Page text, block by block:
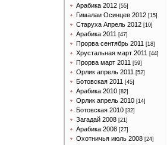
Арабика 2012 [55]
Гималаи Осинцев 2012 [15]
Старуха Апрель 2012 [10]
Арабика 2011 [47]
Прорва сентябрь 2011 [18]
Хрустальная март 2011 [44]
Прорва март 2011 [59]
Орлик апрель 2011 [52]
Ботовская 2011 [45]
Арабика 2010 [82]
Орлик апрель 2010 [14]
Ботовская 2010 [32]
Загадай 2008 [21]
Арабика 2008 [27]
Охотничья июль 2008 [24]